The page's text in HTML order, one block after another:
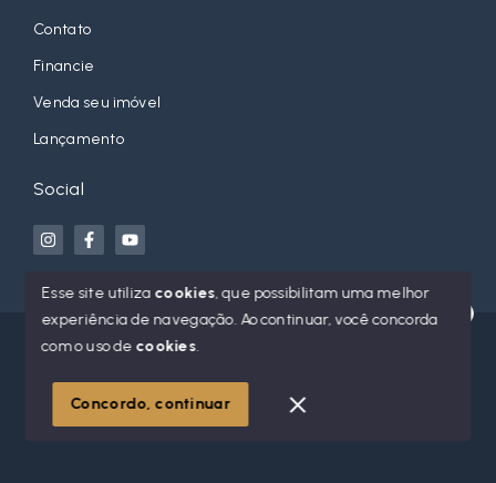
Olá! Estamos disponíveis para te ajudar.
Contato
Financie
Venda seu imóvel
Lançamento
Social
© Copyright 2026 - Jean Orso Imóveis - Todos os direitos
SITE PARA IMOBILIARIA
Esse site utiliza cookies, que possibilitam uma melhor
experiência de navegação.Ao continuar, você concorda
com o uso de cookies.
Concordo, continuar